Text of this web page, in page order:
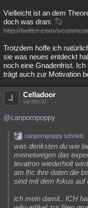
Vielleicht ist an dem
doch was dran:
http://twitter.com/
Trotzdem hoffe ich
sie was neues entdeckt
noch eine Gnadenfrist.
trägt auch zur Motivation
Celladoor
versteckt
@canpornpoppy
canpornpoppy schrieb:
was denksten du wie
meinetwegen das
tevatron wiederholt
am lhc ihre daten die
sind mit dem fokus auf
ich mein damit.. ICH